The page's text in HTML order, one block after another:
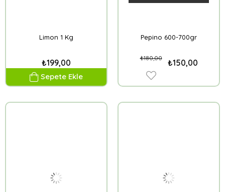
Limon 1 Kg
₺199,00
Sepete Ekle
Pepino 600-700gr
₺150,00
₺180,00